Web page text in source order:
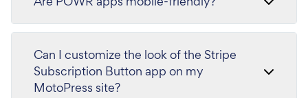
Can I customize the look of the Stripe
Subscription Button app on my
MotoPress site?